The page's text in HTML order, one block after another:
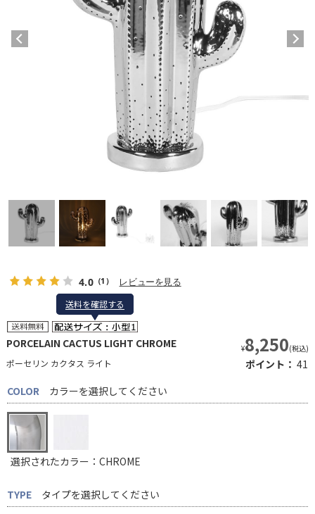
4.0（1） レビューを見る
送料を確認する
送料を確認する
PORCELAIN CACTUS LIGHT CHROME
ポーセリン カクタス ライト
¥8,250(税込)
ポイント： 41
COLOR
カラーを選択してください
選択されたカラー：CHROME
TYPE タイプを選択してください